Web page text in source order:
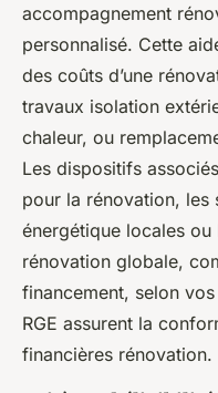
accompagnement
personnalisé. Cette
des coûts d’une
travaux isolation
chaleur, ou
Les dispositifs
pour la rénovation, les
énergétique locales
rénovation globale,
financement, selon
RGE assurent la
financières rénovation.